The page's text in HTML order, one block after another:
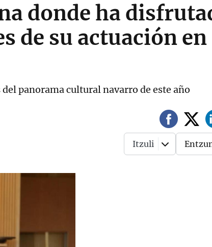
donde ha
de su actuación en
panorama cultural navarro de este año
Itzuli